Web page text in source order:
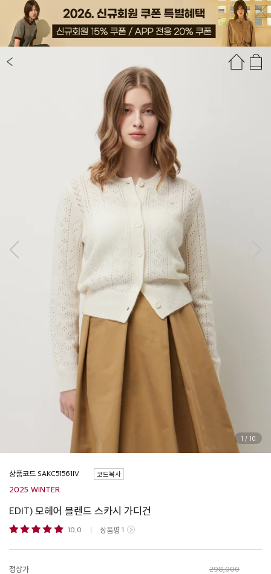
상품정보 추천상품
1 / 10
상품코드 코드복사
2025 WINTER
EDIT) 모헤어 블렌드 스카시 가디건
10.0 상품평 1
정상가 298,000